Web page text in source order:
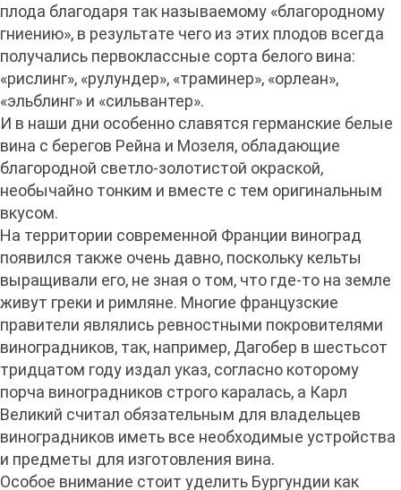
плода благодаря так называемому «благородному
гниению», в результате чего из этих плодов всегда
получались первоклассные сорта белого вина:
«рислинг», «рулундер», «траминер», «орлеан»,
«эльблинг» и «сильвантер».
И в наши дни особенно славятся германские белые
вина с берегов Рейна и Мозеля, обладающие
благородной светло-золотистой окраской,
необычайно тонким и вместе с тем оригинальным
вкусом.
На территории современной Франции виноград
появился также очень давно, поскольку кельты
выращивали его, не зная о том, что где-то на земле
живут греки и римляне. Многие французские
правители являлись ревностными покровителями
виноградников, так, например, Дагобер в шестьсот
тридцатом году издал указ, согласно которому
порча виноградников строго каралась, а Карл
Великий считал обязательным для владельцев
виноградников иметь все необходимые устройства
и предметы для изготовления вина.
Особое внимание стоит уделить Бургундии как